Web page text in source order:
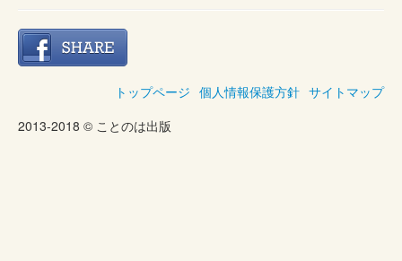
トップページ 個人情報保護方針 サイトマップ
2013-2018 © ことのは出版